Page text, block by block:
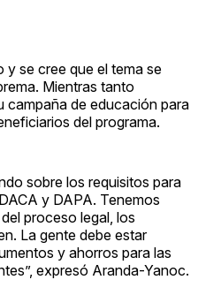
y se cree que el tema se
Mientras tanto
campaña de educación para
del programa.
sobre los requisitos para
y DAPA. Tenemos
proceso legal, los
La gente debe estar
y ahorros para las
expresó Aranda-Yanoc.